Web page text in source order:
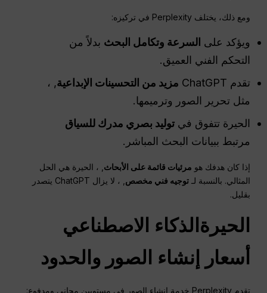
ومع ذلك، يختلف Perplexity في تركيزه:
ويؤكد على السرعة وتكامل البحث بدلاً من
التحكم الفني العميق.
تقدم ChatGPT
مزيد من التحسينات الإبداعية, ،
مثل تحرير الصور وترميمها.
الحيرة تتفوق فيتوليد بصري مدرك للسياق
مرتبط ببيانات البحث المباشر.
إذا كان هدفك هو مرئيات قائمة على الأبحاث , ، الحيرة هي الحل
المثالي. بالنسبة لـتوجيه فني مخصص
, ، لا يزال ChatGPT يتصدر
بقليل.
الحيرةالذكاء الاصطناعي
أسعار إنشاء الصور والحدود
تقدم Perplexity خدمة إنشاء الصور في مستويين مجاني ومدفوع: